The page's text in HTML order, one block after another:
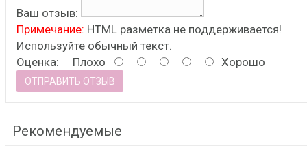
Ваш отзыв:
Примечание: HTML разметка не поддерживается!
Используйте обычный текст.
Оценка: Плохо Хорошо
ОТПРАВИТЬ ОТЗЫВ
Рекомендуемые